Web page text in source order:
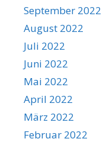
September 2022
August 2022
Juli 2022
Juni 2022
Mai 2022
April 2022
März 2022
Februar 2022